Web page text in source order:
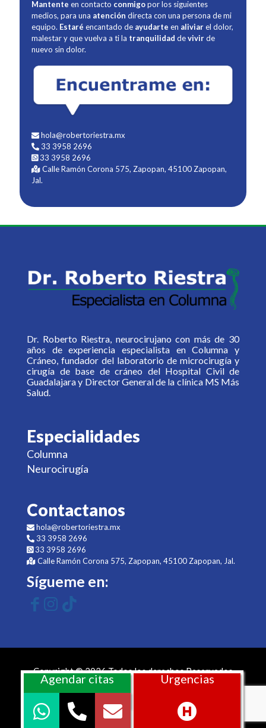
Mantente en contacto conmigopor los siguientes
medios, para una atención directa con una persona de mi
equipo. Estaré encantado de ayudarte en aliviarel dolor,
malestar y que vuelva a ti la tranquilidad devivirde
nuevo sin dolor.
hola@robertoriestra.mx
33 3958 2696
33 3958 2696
Calle Ramón Corona 575, Zapopan, 45100 Zapopan,
Jal.
Dr. Roberto Riestra, neurocirujano con más de 30
años de experiencia especialista en Columna y
Cráneo, fundador del laboratorio de microcirugía y
cirugía de base de cráneo del Hospital Civil de
Guadalajara y Director General de la clínica MS Más
Salud.
Especialidades
Columna
Neurocirugía
Contactanos
hola@robertoriestra.mx
33 3958 2696
33 3958 2696
Calle Ramón Corona 575, Zapopan, 45100 Zapopan, Jal.
Sígueme en:
Copyright © 2026 Todos los derechos Reservados
Sitio web desarrollado por
Agendar citas Urgencias